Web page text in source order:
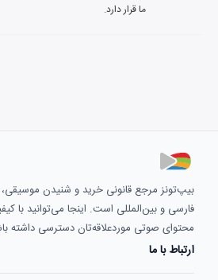
ما قرار دارد.
بیپ‌تونز مرجع قانونی خرید و شنیدن
فارسی و بین‌المللی است. اینجا می‌توانید با
محتوای صوتی موردعلاقه‌تان دسترسی داشته
ارتباط با ما